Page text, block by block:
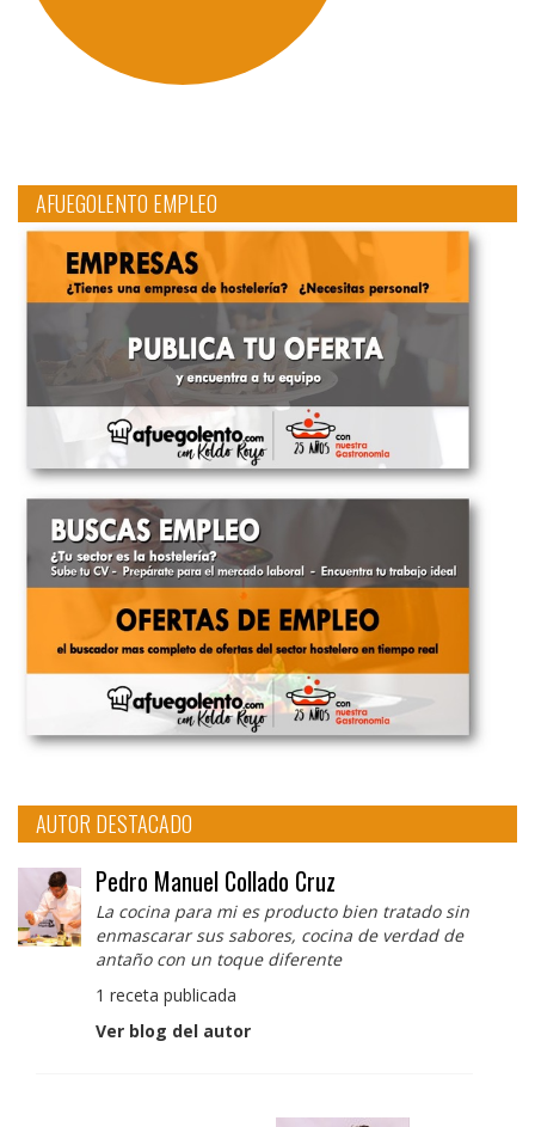
AFUEGOLENTO EMPLEO
AUTOR DESTACADO
Pedro Manuel Collado Cruz
La cocina para mi es producto bien tratado sin
enmascarar sus sabores, cocina de verdad de
antaño con un toque diferente
1 receta publicada
Ver blog del autor